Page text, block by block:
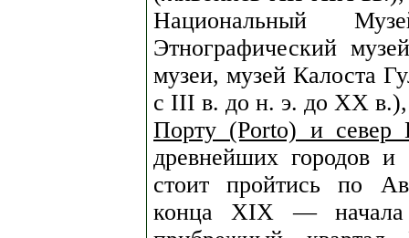
Национальный
Этнографический
музеи, музей Калоста
с III в. до н. э. до XX
Порту (Porto) и север
древнейших городов
стоит пройтись по
конца XIX —